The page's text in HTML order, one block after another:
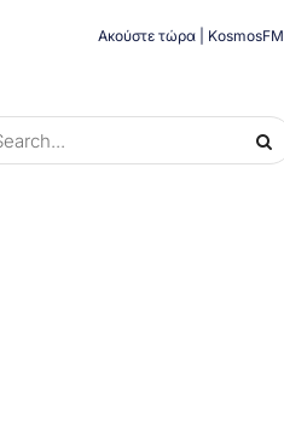
Ακούστε τώρα | KosmosFM